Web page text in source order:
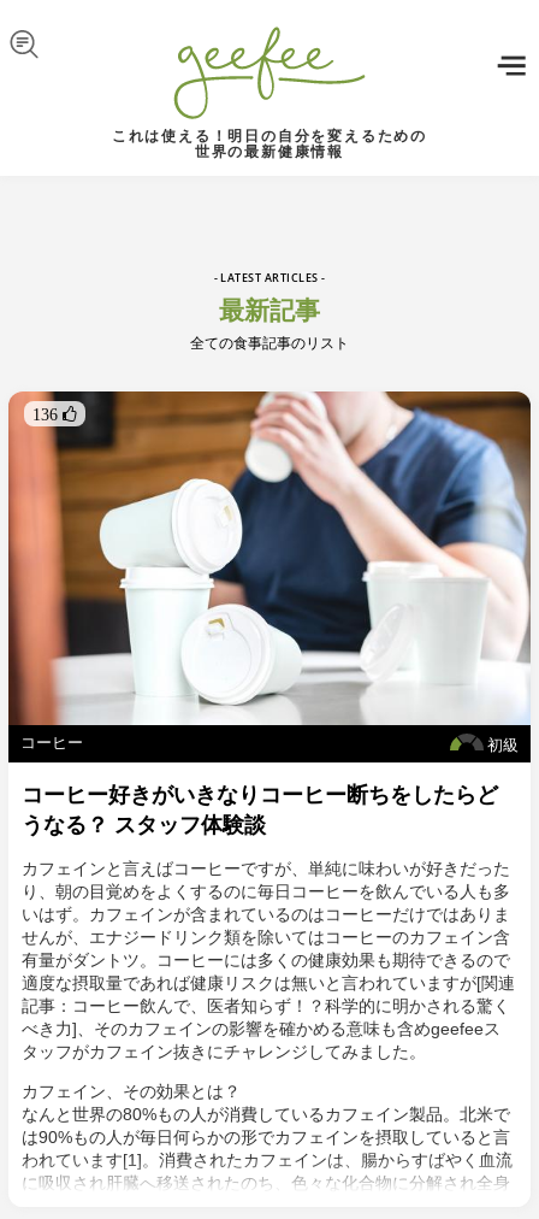
これは使える！明日の自分を変えるための
世界の最新健康情報
- LATEST ARTICLES -
最新記事
全ての食事記事のリスト
136 
初級
コーヒー
コーヒー好きがいきなりコーヒー断ちをしたらど
うなる？ スタッフ体験談
カフェインと言えばコーヒーですが、単純に味わいが好きだった
り、朝の目覚めをよくするのに毎日コーヒーを飲んでいる人も多
いはず。カフェインが含まれているのはコーヒーだけではありま
せんが、エナジードリンク類を除いてはコーヒーのカフェイン含
有量がダントツ。コーヒーには多くの健康効果も期待できるので
適度な摂取量であれば健康リスクは無いと言われていますが[関連
記事：コーヒー飲んで、医者知らず！？科学的に明かされる驚く
べき力]、そのカフェインの影響を確かめる意味も含めgeefeeス
タッフがカフェイン抜きにチャレンジしてみました。
カフェイン、その効果とは？
なんと世界の80%もの人が消費しているカフェイン製品。北米で
は90%もの人が毎日何らかの形でカフェインを摂取していると言
われています[1]。消費されたカフェインは、腸からすばやく血流
に吸収され肝臓へ移送されたのち、色々な化合物に分解され全身